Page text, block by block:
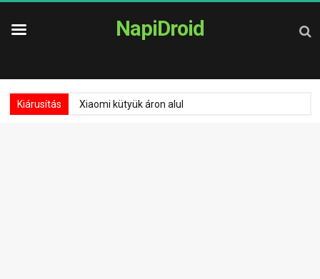
NapiDroid
Kiárusítás Xiaomi kütyük áron alul